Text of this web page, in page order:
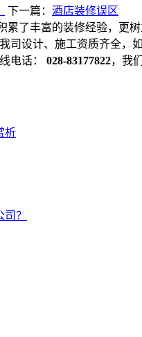
下一篇： 酒店装修误区
了丰富的装修经验，更树
司设计、施工资质齐全，
电话：
028-83177822，我
析
？